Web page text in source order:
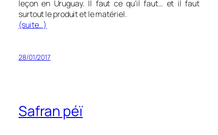
leçon en Uruguay. Il faut ce qu’il faut… et il faut
surtout le produit et le matériel.
(suite…)
28/01/2017
Safran péï